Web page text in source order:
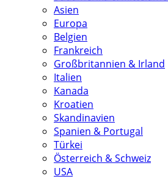
Asien
Europa
Belgien
Frankreich
Großbritannien & Irland
Italien
Kanada
Kroatien
Skandinavien
Spanien & Portugal
Türkei
Österreich & Schweiz
USA